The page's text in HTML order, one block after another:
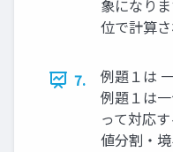
象になり
位で計算
7.
例題１は
例題１は
って対応
値分割・